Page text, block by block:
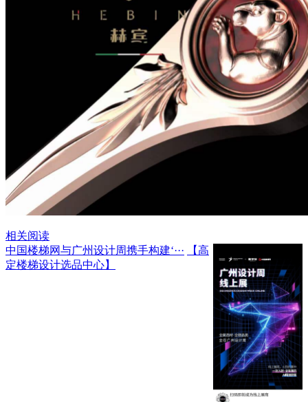
相关阅读
中国楼梯网与广州设计周携手构建‘···
【高
定楼梯设计选品中心】